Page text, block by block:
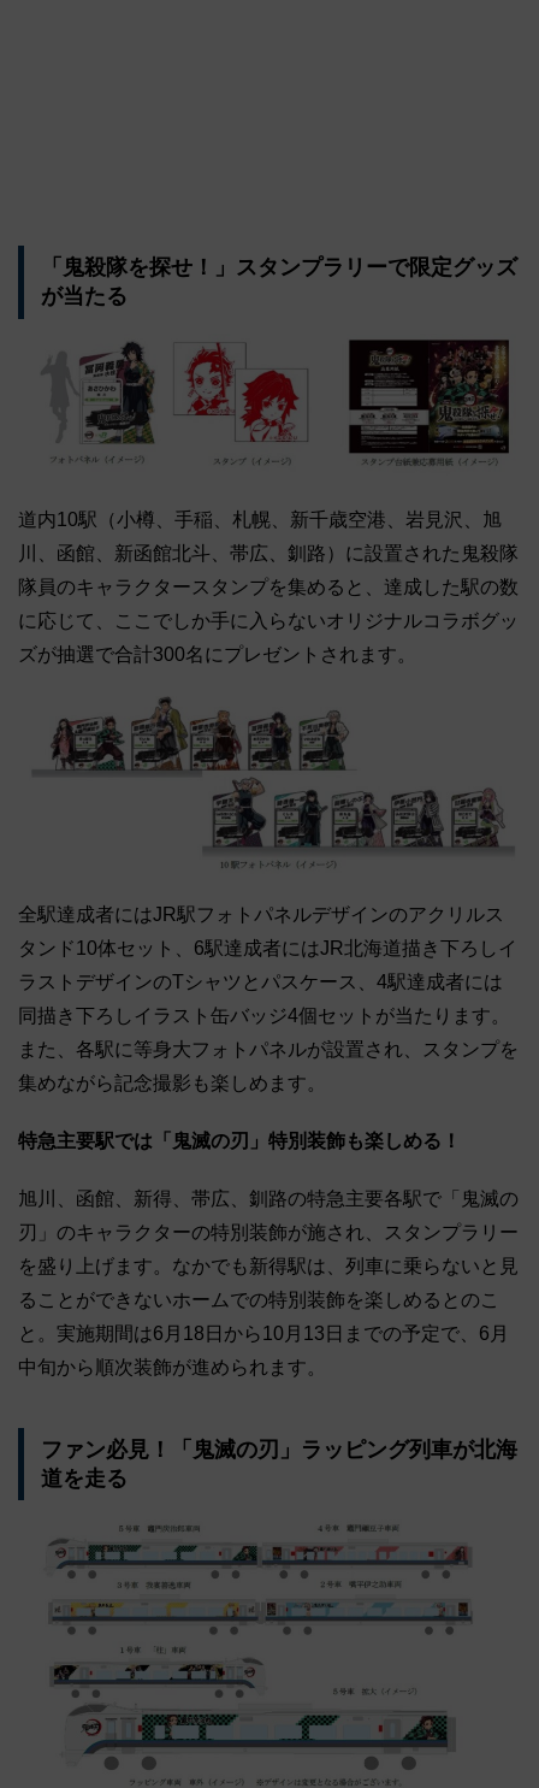
「鬼殺隊を探せ！」スタンプラリーで限定グッズ
が当たる
道内10駅（小樽、手稲、札幌、新千歳空港、岩見沢、旭
川、函館、新函館北斗、帯広、釧路）に設置された鬼殺隊
隊員のキャラクタースタンプを集めると、達成した駅の数
に応じて、ここでしか手に入らないオリジナルコラボグッ
ズが抽選で合計300名にプレゼントされます。
全駅達成者にはJR駅フォトパネルデザインのアクリルス
タンド10体セット、6駅達成者にはJR北海道描き下ろしイ
ラストデザインのTシャツとパスケース、4駅達成者には
同描き下ろしイラスト缶バッジ4個セットが当たります。
また、各駅に等身大フォトパネルが設置され、スタンプを
集めながら記念撮影も楽しめます。
特急主要駅では「鬼滅の刃」特別装飾も楽しめる！
旭川、函館、新得、帯広、釧路の特急主要各駅で「鬼滅の
刃」のキャラクターの特別装飾が施され、スタンプラリー
を盛り上げます。なかでも新得駅は、列車に乗らないと見
ることができないホームでの特別装飾を楽しめるとのこ
と。実施期間は6月18日から10月13日までの予定で、6月
中旬から順次装飾が進められます。
ファン必見！「鬼滅の刃」ラッピング列車が北海
道を走る